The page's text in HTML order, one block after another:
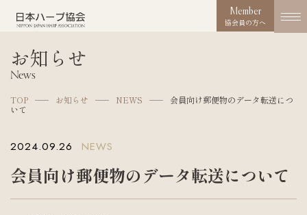
コンクール
Competition
Member
協会員の方へ
お知らせ
News
TOP お知らせ NEWS
会員向け郵便物のデータ転送につ
いて
2024.09.26 NEWS
会員向け郵便物のデータ転送について